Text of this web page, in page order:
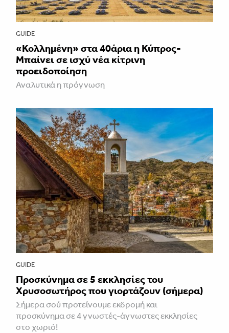
GUIDE
«Κολλημένη» στα 40άρια η Κύπρος-
Μπαίνει σε ισχύ νέα κίτρινη
προειδοποίηση
Αναλυτικά η πρόγνωση
GUIDE
Προσκύνημα σε 5 εκκλησίες του
Χρυσοσωτήρος που γιορτάζουν (σήμερα)
Σήμερα σού προτείνουμε εκδρομή και
προσκύνημα σε 4 γνωστές-άγνωστες εκκλησίες
στο χωριό!